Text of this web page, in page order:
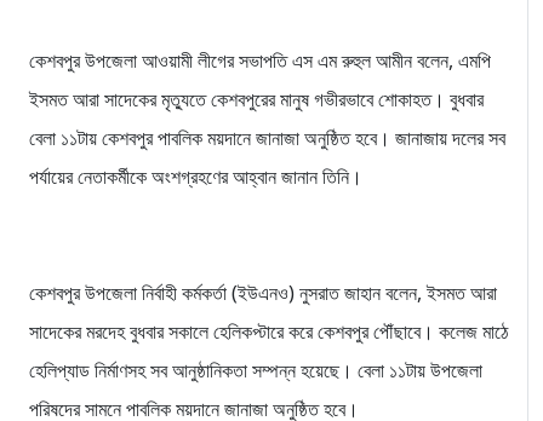
কেশবপুর উপজেলা আওয়ামী লীগের সভাপতি এস এম রুহুল আমীন বলেন, এমপি
ইসমত আরা সাদেকের মৃত্যুতে কেশবপুরের মানুষ গভীরভাবে শোকাহত। বুধবার
বেলা ১১টায় কেশবপুর পাবলিক ময়দানে জানাজা অনুষ্ঠিত হবে। জানাজায় দলের সব
পর্যায়ের নেতাকর্মীকে অংশগ্রহণের আহ্বান জানান তিনি।
কেশবপুর উপজেলা নির্বাহী কর্মকর্তা (ইউএনও) নুসরাত জাহান বলেন, ইসমত আরা
সাদেকের মরদেহ বুধবার সকালে হেলিকপ্টারে করে কেশবপুর পৌঁছাবে। কলেজ মাঠে
হেলিপ্যাড নির্মাণসহ সব আনুষ্ঠানিকতা সম্পন্ন হয়েছে। বেলা ১১টায় উপজেলা
পরিষদের সামনে পাবলিক ময়দানে জানাজা অনুষ্ঠিত হবে।